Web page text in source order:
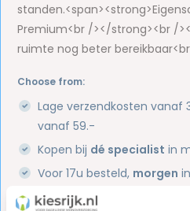
Premium<br /></strong><br /
ruimte nog beter
Choose from:
Lage verzendkosten vanaf
vanaf 59.-
Kopen bij dé specialist in
Voor 17u besteld, morgen
1 miljoen+tevreden klanten